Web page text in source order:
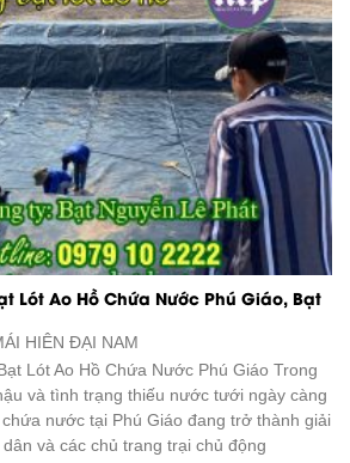
Lót Ao Hồ Chứa Nước Phú Giáo, Bạt
HIÊN ĐẠI NAM
Lót Ao Hồ Chứa Nước Phú Giáo Trong
và tình trạng thiếu nước tưới ngày càng
nước tại Phú Giáo đang trở thành giải
và các chủ trang trại chủ động